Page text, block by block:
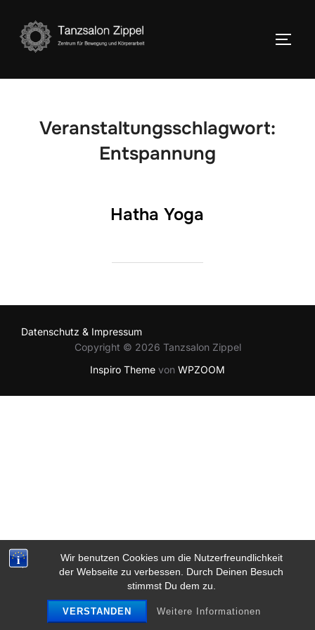
Wir benutzen Cookies um die Nutzerfreundlichkeit
der Webseite zu verbessen. Durch Deinen Besuch
stimmst Du dem zu.
VERSTANDEN Weitere Informationen
Inhalt
springen
Veranstaltungsschlagwort:
Entspannung
Hatha Yoga
Datenschutz & Impressum
Copyright © 2026 Tanzsalon Zippel
Inspiro Theme von WPZOOM